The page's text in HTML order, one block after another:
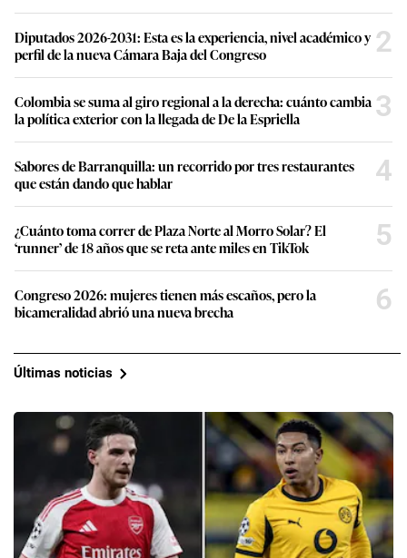
Diputados 2026-2031: Esta es la experiencia, nivel académico y
perfil de la nueva Cámara Baja del Congreso
2
Colombia se suma al giro regional a la derecha: cuánto cambia
la política exterior con la llegada de De la Espriella
3
Sabores de Barranquilla: un recorrido por tres restaurantes
que están dando que hablar
4
¿Cuánto toma correr de Plaza Norte al Morro Solar? El
‘runner’ de 18 años que se reta ante miles en TikTok
5
Congreso 2026: mujeres tienen más escaños, pero la
bicameralidad abrió una nueva brecha
6
Últimas noticias